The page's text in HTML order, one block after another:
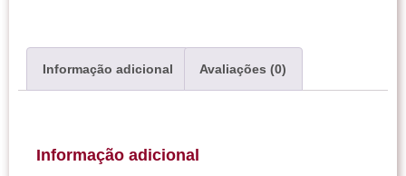
Informação adicional Avaliações (0)
Informação adicional